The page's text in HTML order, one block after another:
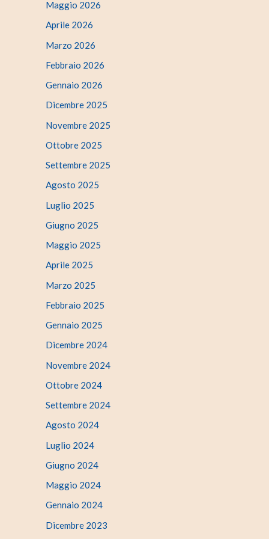
Maggio 2026
Aprile 2026
Marzo 2026
Febbraio 2026
Gennaio 2026
Dicembre 2025
Novembre 2025
Ottobre 2025
Settembre 2025
Agosto 2025
Luglio 2025
Giugno 2025
Maggio 2025
Aprile 2025
Marzo 2025
Febbraio 2025
Gennaio 2025
Dicembre 2024
Novembre 2024
Ottobre 2024
Settembre 2024
Agosto 2024
Luglio 2024
Giugno 2024
Maggio 2024
Gennaio 2024
Dicembre 2023